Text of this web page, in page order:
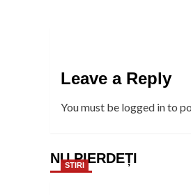
Leave a Reply
You must be logged into
NU PIERDEȚI
STIRI